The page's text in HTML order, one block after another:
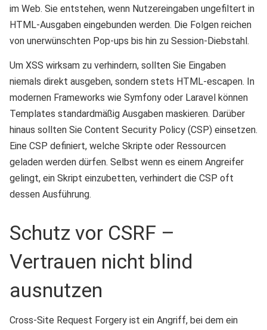
im Web. Sie entstehen, wenn Nutzereingaben ungefiltert in
HTML-Ausgaben eingebunden werden. Die Folgen reichen
von unerwünschten Pop-ups bis hin zu Session-Diebstahl.
Um XSS wirksam zu verhindern, sollten Sie Eingaben
niemals direkt ausgeben, sondern stets HTML-escapen. In
modernen Frameworks wie Symfony oder Laravel können
Templates standardmäßig Ausgaben maskieren. Darüber
hinaus sollten Sie Content Security Policy (CSP) einsetzen.
Eine CSP definiert, welche Skripte oder Ressourcen
geladen werden dürfen. Selbst wenn es einem Angreifer
gelingt, ein Skript einzubetten, verhindert die CSP oft
dessen Ausführung.
Schutz vor CSRF –
Vertrauen nicht blind
ausnutzen
Cross-Site Request Forgery ist ein Angriff, bei dem ein